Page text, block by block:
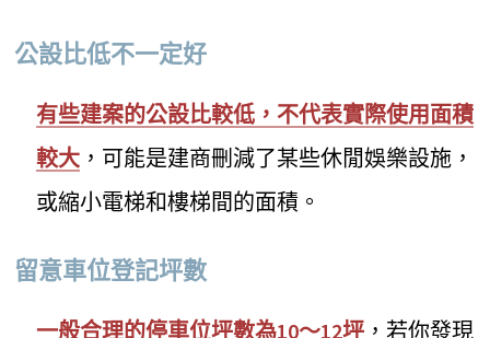
公設比低不一定好
有些建案的公設比較低，不代表實際使用面積
較大 ，可能是建商刪減了某些休閒娛樂設施，
或縮小電梯和樓梯間的面積。
留意車位登記坪數
一般合理的停車位坪數為10～12坪 ，若你發現